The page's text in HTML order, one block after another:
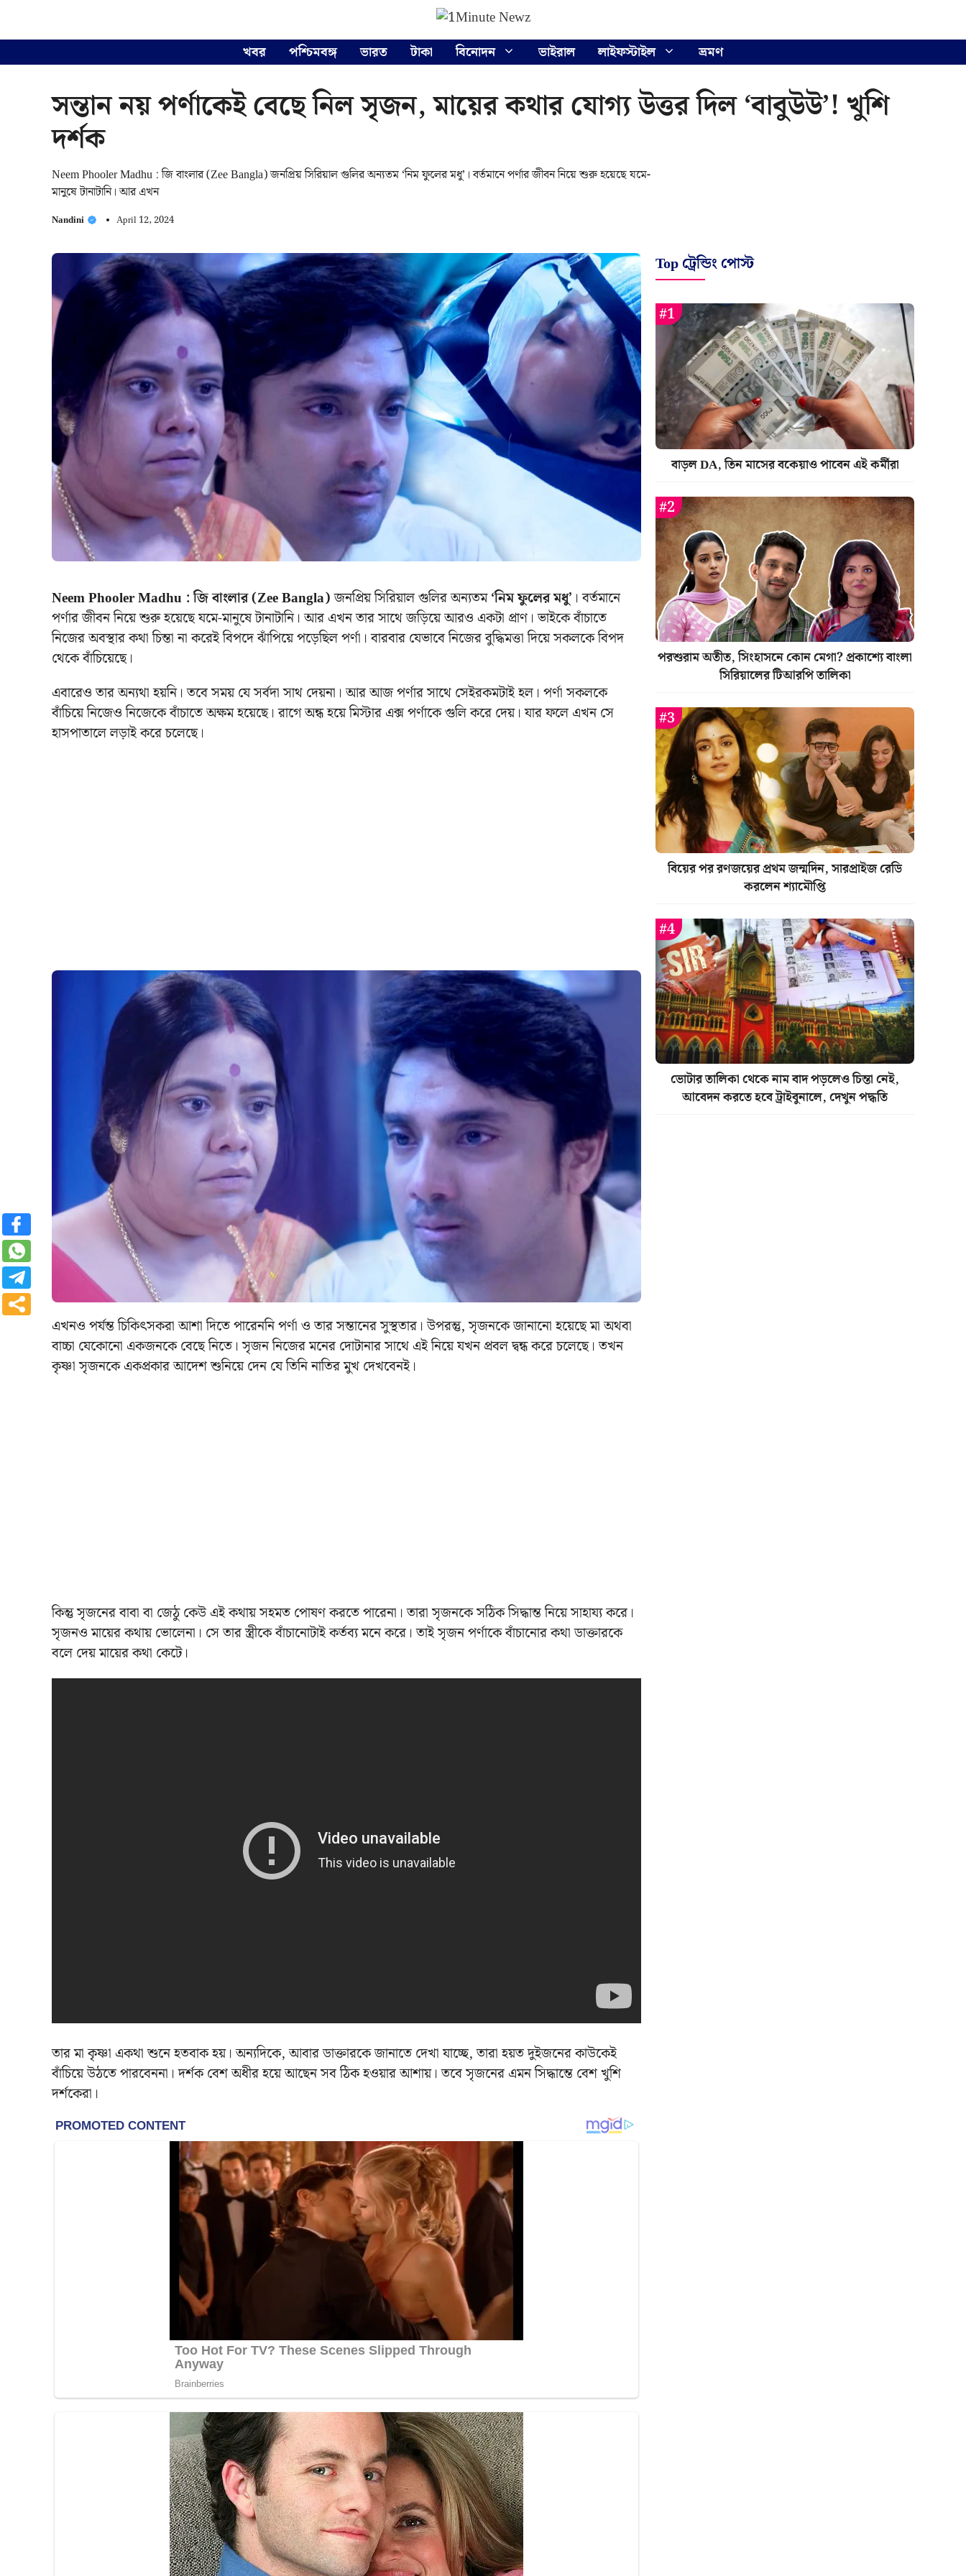
খবর পশ্চিমবঙ্গ ভারত টাকা বিনোদন ভাইরাল লাইফস্টাইল ভ্রমণ
সন্তান নয় পর্ণাকেই বেছে নিল সৃজন, মায়ের কথার যোগ্য উত্তর দিল ‘বাবুউউ’! খুশি
দর্শক
Neem Phooler Madhu : জি বাংলার (Zee Bangla) জনপ্রিয় সিরিয়াল গুলির অন্যতম ‘নিম ফুলের মধু’। বর্তমানে পর্ণার জীবন নিয়ে শুরু হয়েছে যমে-
মানুষে টানাটানি। আর এখন
Nandini April 12, 2024
Neem Phooler Madhu : জি বাংলার (Zee Bangla)জনপ্রিয় সিরিয়াল গুলির অন্যতম‘নিম ফুলের মধু’ । বর্তমানে
পর্ণার জীবন নিয়ে শুরু হয়েছে যমে-মানুষে টানাটানি। আর এখন তার সাথে জড়িয়ে আরও একটা প্রাণ। ভাইকে বাঁচাতে
নিজের অবস্থার কথা চিন্তা না করেই বিপদে ঝাঁপিয়ে পড়েছিল পর্ণা।বারবার যেভাবে নিজের বুদ্ধিমত্তা দিয়ে সকলকে বিপদ
থেকে বাঁচিয়েছে।
এবারেও তার অন্যথা হয়নি। তবে সময় যে সর্বদা সাথ দেয়না। আর আজ পর্ণার সাথে সেইরকমটাই হল। পর্ণা সকলকে
বাঁচিয়ে নিজেও নিজেকে বাঁচাতে অক্ষম হয়েছে। রাগে অন্ধ হয়ে মিস্টার এক্স পর্ণাকে গুলি করে দেয়।যার ফলে এখন সে
হাসপাতালে লড়াই করে চলেছে।
এখনও পর্যন্ত চিকিৎসকরা আশা দিতে পারেননি পর্ণা ও তার সন্তানের সুস্থতার। উপরন্তু, সৃজনকে জানানো হয়েছে মা অথবা
বাচ্চা যেকোনো একজনকে বেছে নিতে। সৃজন নিজের মনের দোটানার সাথে এই নিয়ে যখন প্রবল দ্বন্ধ করে চলেছে। তখন
কৃষ্ণা সৃজনকে একপ্রকার আদেশ শুনিয়ে দেন যে তিনি নাতির মুখ দেখবেনই।
কিন্তু সৃজনের বাবা বা জেঠু কেউ এই কথায় সহমত পোষণ করতে পারেনা। তারা সৃজনকে সঠিক সিদ্ধান্ত নিয়ে সাহায্য করে।
সৃজনও মায়ের কথায় ভোলেনা। সে তার স্ত্রীকে বাঁচানোটাই কর্তব্য মনে করে। তাই সৃজন পর্ণাকে বাঁচানোর কথা ডাক্তারকে
বলে দেয় মায়ের কথা কেটে।
তার মা কৃষ্ণা একথা শুনে হতবাক হয়। অন্যদিকে, আবার ডাক্তারকে জানাতে দেখা যাচ্ছে, তারা হয়ত দুইজনের কাউকেই
বাঁচিয়ে উঠতে পারবেননা। দর্শক বেশ অধীর হয়ে আছেন সব ঠিক হওয়ার আশায়। তবে সৃজনের এমন সিদ্ধান্তে বেশ খুশি
দর্শকেরা।
Top ট্রেন্ডিং পোস্ট
বাড়ল DA, তিন মাসের বকেয়াও পাবেন এই কর্মীরা
পরশুরাম অতীত, সিংহাসনে কোন মেগা? প্রকাশ্যে বাংলা
সিরিয়ালের টিআরপি তালিকা
বিয়ের পর রণজয়ের প্রথম জন্মদিন, সারপ্রাইজ রেডি
করলেন শ্যামৌপ্তি
ভোটার তালিকা থেকে নাম বাদ পড়লেও চিন্তা নেই,
আবেদন করতে হবে ট্রাইবুনালে, দেখুন পদ্ধতি